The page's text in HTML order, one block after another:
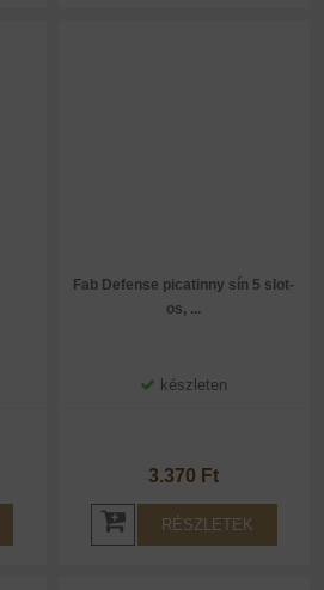
Fab Defense picatinny sín 5 slot-
os, ...
készleten
3.370 Ft
RÉSZLETEK